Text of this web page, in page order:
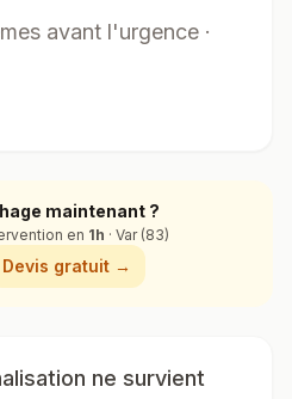
avant l'urgence ·
maintenant ?
en 1h · Var (83)
Devis gratuit →
ne survient